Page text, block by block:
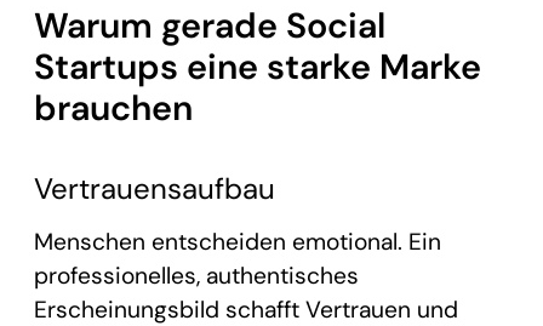
Warum gerade Social
Startups eine starke Marke
brauchen
Vertrauensaufbau
Menschen entscheiden emotional. Ein
professionelles, authentisches
Erscheinungsbild schafft Vertrauen und